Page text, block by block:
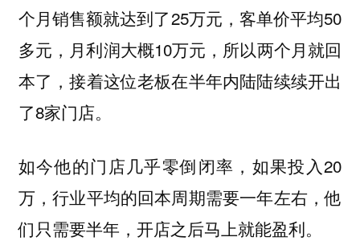
个月销售额就达到了25万元，客单价平均50
多元，月利润大概10万元，所以两个月就回
本了，接着这位老板在半年内陆陆续续开出
了8家门店。
如今他的门店几乎零倒闭率，如果投入20
万，行业平均的回本周期需要一年左右，他
们只需要半年，开店之后马上就能盈利。